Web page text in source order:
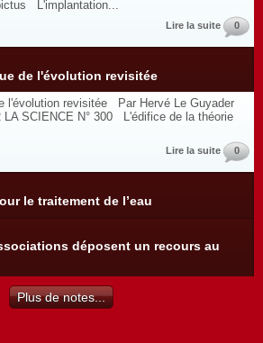
L'implantation...
Lire la suite 0
de l'évolution revisitée
l'évolution revisitée Par Hervé Le Guyader
SCIENCE N° 300 L'édifice de la théorie
Lire la suite 0
le traitement de l’eau
déposent un recours au
Plus de notes...